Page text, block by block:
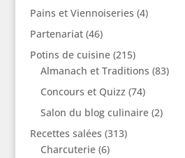
Pains et Viennoiseries (4)
Partenariat(46)
Potins de cuisine(215)
Almanach et Traditions (83)
Concours et Quizz (74)
Salon du blog culinaire(2)
Recettes salées (313)
Charcuterie(6)